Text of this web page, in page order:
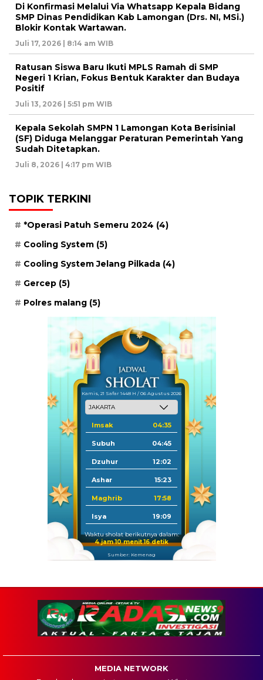
Di Konfirmasi Melalui Via Whatsapp Kepala Bidang
SMP Dinas Pendidikan Kab Lamongan (Drs. NI, MSi.)
Blokir Kontak Wartawan.
Juli 17, 2026 | 8:14 am WIB
Ratusan Siswa Baru Ikuti MPLS Ramah di SMP
Negeri 1 Krian, Fokus Bentuk Karakter dan Budaya
Positif
Juli 13, 2026 | 5:51 pm WIB
Kepala Sekolah SMPN 1 Lamongan Kota Berisinial
(SF) Diduga Melanggar Peraturan Pemerintah Yang
Sudah Ditetapkan.
Juli 8, 2026 | 4:17 pm WIB
TOPIK TERKINI
*Operasi Patuh Semeru 2024 (4)
Cooling System (5)
Cooling System Jelang Pilkada (4)
Gercep (5)
Polres malang (5)
Kamis, 21 Safar 1448 H / 06 Agustus 2026
Imsak 04:35
Subuh 04:45
Dzuhur 12:02
Ashar 15:23
Maghrib 17:58
Isya 19:09
Waktu sholat berikutnya dalam:
4 jam 10 menit 15 detik
Sumber: Kemenag
MEDIA NETWORK